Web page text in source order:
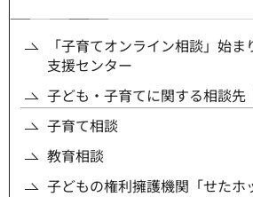
「子育てオンライン相談」始
支援センター
子ども・子育てに関する相談先
子育て相談
教育相談
子どもの権利擁護機関「せたホ